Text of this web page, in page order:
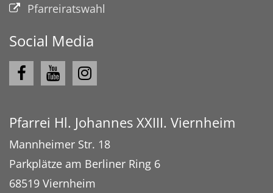
Pfarreiratswahl
Social Media
Pfarrei Hl. Johannes XXIII. Viernheim
Mannheimer Str. 18
Parkplätze am Berliner Ring 6
68519 Viernheim